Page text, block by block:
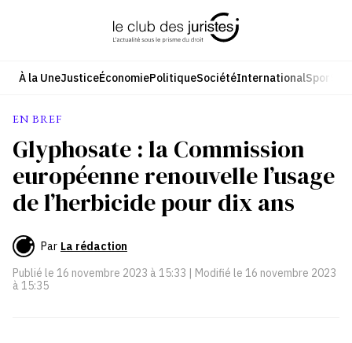
À la UneJusticeÉconomiePolitiqueSociétéInternationalSport
EN BREF
Glyphosate : la Commission
européenne renouvelle l’usage
de l’herbicide pour dix ans
Par La rédaction
Publié le 16 novembre 2023 à 15:33 | Modifié le 16 novembre 2023
à 15:35